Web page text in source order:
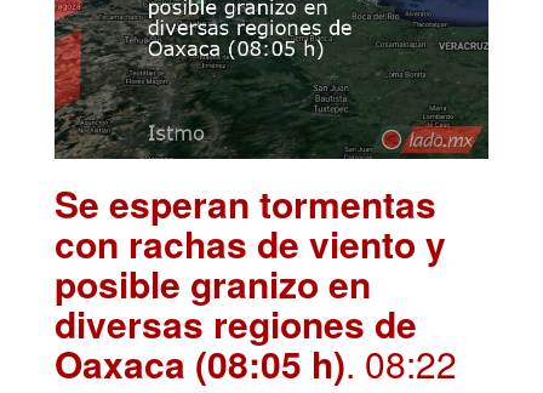
Se esperan tormentas
con rachas de viento y
posible granizo en
diversas regiones de
Oaxaca (08:05 h). 08:22